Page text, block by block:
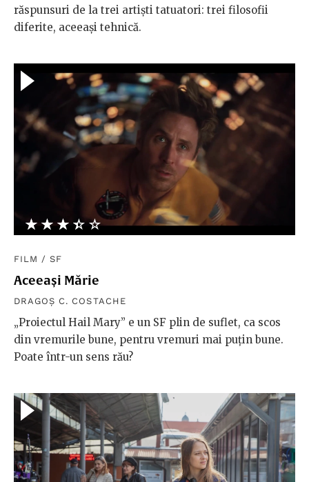
răspunsuri de la trei artiști tatuatori: trei filosofii
diferite, aceeași tehnică.
★★★★★
☆☆☆☆☆
FILM /SF
Aceeași Mărie
DRAGOȘ C. COSTACHE
„Proiectul Hail Mary” e un SF plin de suflet, ca scos
din vremurile bune, pentru vremuri mai puțin bune.
Poate într-un sens rău?